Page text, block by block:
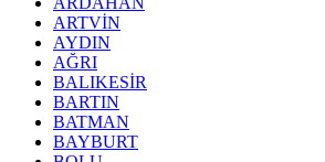
ARTVİN
AYDIN
AĞRI
BALIKESİR
BARTIN
BATMAN
BAYBURT